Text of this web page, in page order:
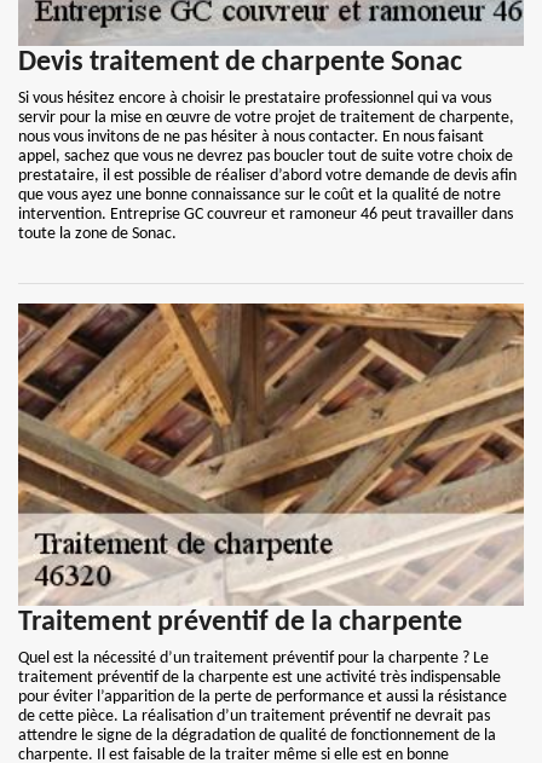
Devis traitement de charpente Sonac
Si vous hésitez encore à choisir le prestataire professionnel qui va vous
servir pour la mise en œuvre de votre projet de traitement de charpente,
nous vous invitons de ne pas hésiter à nous contacter. En nous faisant
appel, sachez que vous ne devrez pas boucler tout de suite votre choix de
prestataire, il est possible de réaliser d’abord votre demande de devis afin
que vous ayez une bonne connaissance sur le coût et la qualité de notre
intervention. Entreprise GC couvreur et ramoneur 46 peut travailler dans
toute la zone de Sonac.
Traitement préventif de la charpente
Quel est la nécessité d’un traitement préventif pour la charpente ? Le
traitement préventif de la charpente est une activité très indispensable
pour éviter l’apparition de la perte de performance et aussi la résistance
de cette pièce. La réalisation d’un traitement préventif ne devrait pas
attendre le signe de la dégradation de qualité de fonctionnement de la
charpente. Il est faisable de la traiter même si elle est en bonne